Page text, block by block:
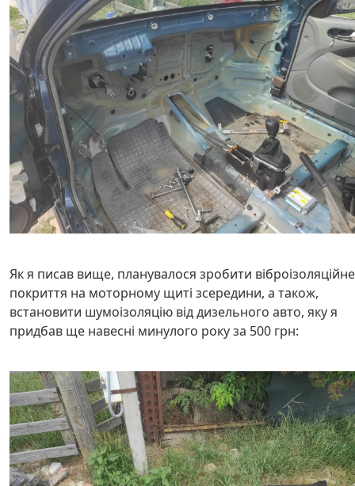
Як я писав вище, планувалося зробити віброізоляційне
покриття на моторному щиті зсередини, а також,
встановити шумоізоляцію від дизельного авто, яку я
придбав ще навесні минулого року за 500 грн: